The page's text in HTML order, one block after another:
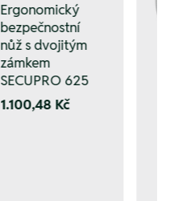
Ergonomický
bezpečnostní
nůž s dvojitým
zámkem
SECUPRO 625
1.100,48 Kč